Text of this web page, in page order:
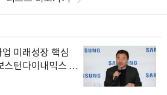
미래성장 핵심
스턴다이내믹스 출